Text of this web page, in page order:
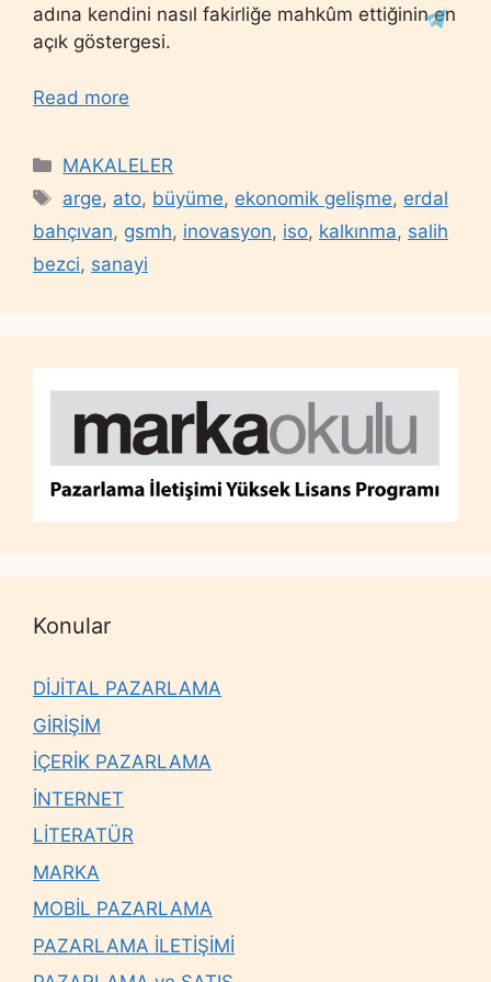
adına kendini nasıl fakirliğe mahkûm ettiğinin en
açık göstergesi.
Read more
Categories
MAKALELER
Tags
arge, ato, büyüme, ekonomik gelişme, erdal
bahçıvan, gsmh, inovasyon, iso, kalkınma, salih
bezci, sanayi
Konular
DİJİTAL PAZARLAMA
GİRİŞİM
İÇERİK PAZARLAMA
İNTERNET
LİTERATÜR
MARKA
MOBİL PAZARLAMA
PAZARLAMA İLETİŞİMİ